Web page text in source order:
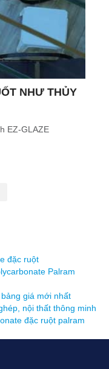
NHƯ THỦY
EZ-GLAZE
đặc ruột
Palram
giá mới nhất
nội thất thông minh
đặc ruột palram